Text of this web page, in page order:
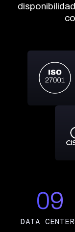
09
DATA